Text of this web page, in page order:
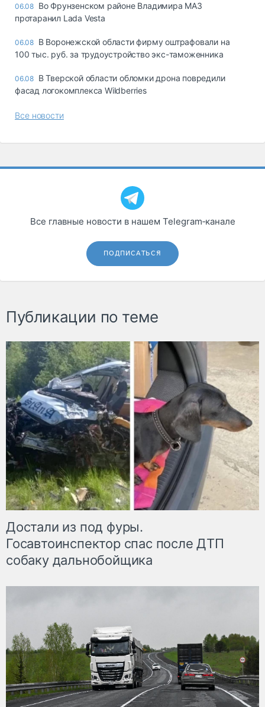
06.08 Во Фрунзенском районе Владимира МАЗ
протаранил Lada Vesta
06.08 В Воронежской области фирму оштрафовали на
100 тыс. руб. за трудоустройство экс-таможенника
06.08 В Тверской области обломки дрона повредили
фасад логокомплекса Wildberries
Все новости
Все главные новости в нашем Telegram‑канале
ПОДПИСАТЬСЯ
Публикации по теме
Достали из под фуры.
Госавтоинспектор спас после ДТП
собаку дальнобойщика